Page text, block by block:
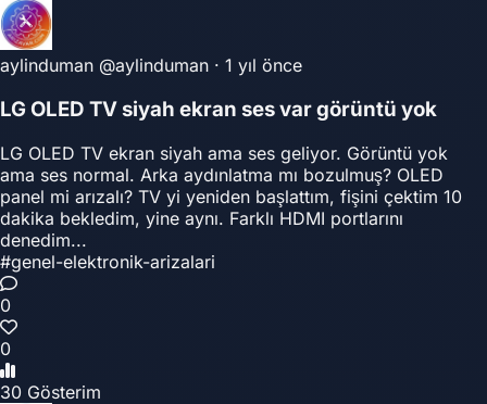
aylinduman @aylinduman · 1 yıl önce
LG OLED TV siyah ekran ses var görüntü yok
LG OLED TV ekran siyah ama ses geliyor. Görüntü yok
ama ses normal. Arka aydınlatma mı bozulmuş? OLED
panel mi arızalı? TV yi yeniden başlattım, fişini çektim 10
dakika bekledim, yine aynı. Farklı HDMI portlarını
denedim...
#genel-elektronik-arizalari
0
0
30 Gösterim